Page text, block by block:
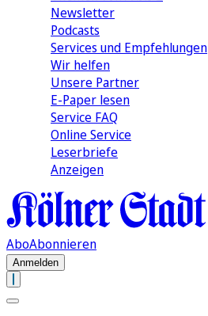
Newsletter
Podcasts
Services und Empfehlungen
Wir helfen
Unsere Partner
E-Paper lesen
Service FAQ
Online Service
Leserbriefe
Anzeigen
AboAbonnieren
Anmelden